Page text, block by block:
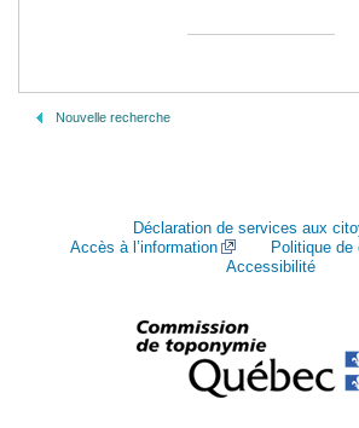
Nouvelle recherche
Déclaration de services aux
Accès à l’information
Politique de
Accessibilité